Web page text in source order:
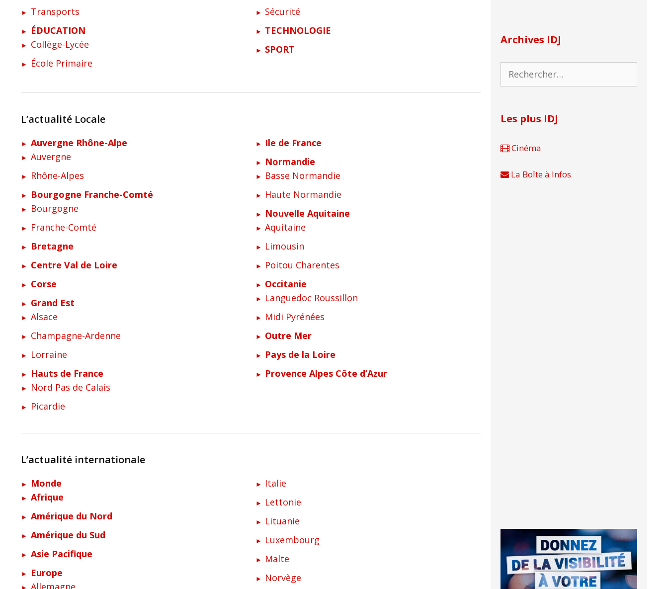
Transports
ÉDUCATION
Collège-Lycée
École Primaire
Sécurité
TECHNOLOGIE
SPORT
L’actualité Locale
Auvergne Rhône-Alpe
Auvergne
Rhône-Alpes
Bourgogne Franche-Comté
Bourgogne
Franche-Comté
Bretagne
Centre Val de Loire
Corse
Grand Est
Alsace
Champagne-Ardenne
Lorraine
Hauts de France
Nord Pas de Calais
Picardie
Ile de France
Normandie
Basse Normandie
Haute Normandie
Nouvelle Aquitaine
Aquitaine
Limousin
Poitou Charentes
Occitanie
Languedoc Roussillon
Midi Pyrénées
Outre Mer
Pays de la Loire
Provence Alpes Côte d’Azur
L’actualité internationale
Monde
Afrique
Amérique du Nord
Amérique du Sud
Asie Pacifique
Europe
Allemagne
Italie
Lettonie
Lituanie
Luxembourg
Malte
Norvège
Archives IDJ
Rechercher :
Les plus IDJ
Cinéma
La Boîte à Infos